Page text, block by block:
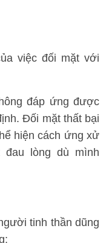
việc đối mặt với
đáp ứng được
Đối mặt thất bại
hiện cách ứng xử
lòng dù mình
tinh thần dũng